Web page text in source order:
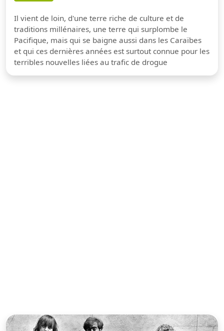
Il vient de loin, d'une terre riche de culture et de
traditions millénaires, une terre qui surplombe le
Pacifique, mais qui se baigne aussi dans les Caraïbes
et qui ces dernières années est surtout connue pour les
terribles nouvelles liées au trafic de drogue